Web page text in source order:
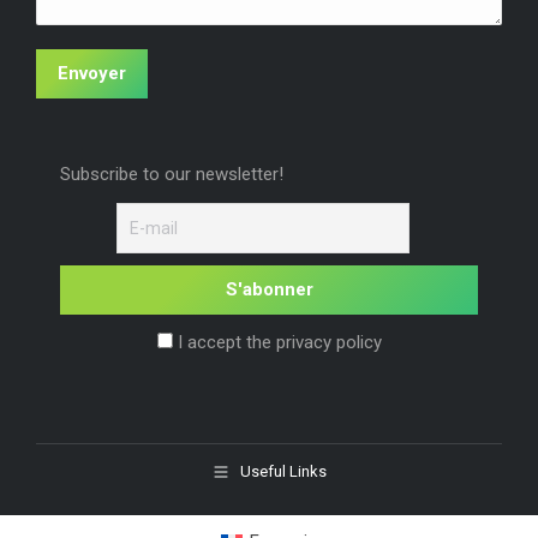
Envoyer
Subscribe to our newsletter!
I accept the privacy policy
Useful Links